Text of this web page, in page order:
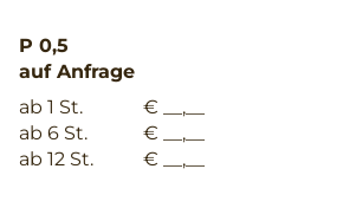
P 0,5
auf Anfrage
ab 1 St.
€ __,__
ab 6 St.
€ __,__
ab 12 St.
€ __,__